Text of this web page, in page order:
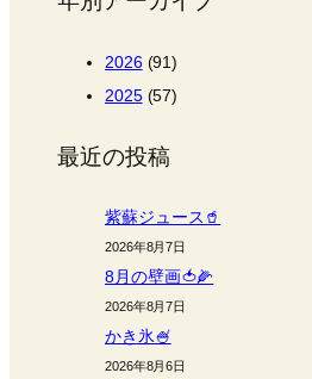
2026(91)
2025(57)
最近の投稿
紫蘇ジュース🥤
2026年8月7日
8月の壁画🍅🌽
2026年8月7日
かき氷🍧
2026年8月6日